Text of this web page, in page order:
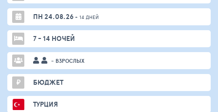
ПН 24.08.26 + 14 ДНЕЙ
7 - 14 НОЧЕЙ
- ВЗРОСЛЫХ
₽ БЮДЖЕТ
ТУРЦИЯ